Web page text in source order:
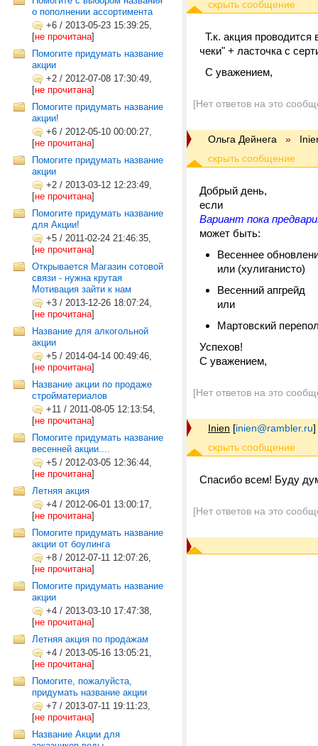
о пополнении ассортимента
+6 / 2013-05-23 15:39:25,
[не прочитана]
Помогите придумать название
акции
+2 / 2012-07-08 17:30:49,
[не прочитана]
Помогите придумать название
акции!
+6 / 2012-05-10 00:00:27,
[не прочитана]
Помогите придумать название
акции
+2 / 2013-03-12 12:23:49,
[не прочитана]
Помогите придумать название
для Акции!
+5 / 2011-02-24 21:46:35,
[не прочитана]
Открывается Магазин сотовой
связи - нужна крутая
Мотивация зайти к нам
+3 / 2013-12-26 18:07:24,
[не прочитана]
Название для алкогольной
акции
+5 / 2014-04-14 00:49:46,
[не прочитана]
Название акции по продаже
стройматериалов
+11 / 2011-08-05 12:13:54,
[не прочитана]
Помогите придумать название
весенней акции....
+5 / 2012-03-05 12:36:44,
[не прочитана]
Летняя акция
+4 / 2012-06-01 13:00:17,
[не прочитана]
Помогите придумать название
акции от боулинга
+8 / 2012-07-11 12:07:26,
[не прочитана]
Помогите придумать название
акции
+4 / 2013-03-10 17:47:38,
[не прочитана]
Летняя акция по продажам
+4 / 2013-05-16 13:05:21,
[не прочитана]
Помогите, пожалуйста,
придумать название акции
+7 / 2013-07-11 19:11:23,
[не прочитана]
Название Акции для
Т.к. акция
чеки" + ласточка с
С уважением,
[Нет ответов на это
Ольга Дейнега »
Добрый день,
если
Вариант пока
может быть:
Весеннее
или (хулиганисто)
Весенний апгрейд
или
Мартовский
Успехов!
С уважением,
[Нет ответов на это
Inien [inien@rambler.ru]
Спасибо всем! Буду
[Нет ответов на это